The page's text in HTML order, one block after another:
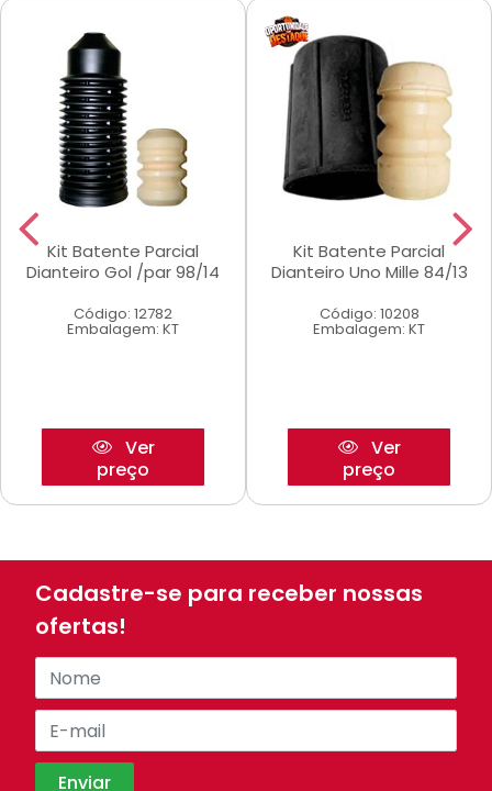
Kit Batente Parcial
Dianteiro Gol /par 98/14
Código: 12782
Embalagem: KT
Ver
preço
Kit Batente Parcial
Dianteiro Uno Mille 84/13
Código: 10208
Embalagem: KT
Ver
preço
Cadastre-se para receber nossas
ofertas!